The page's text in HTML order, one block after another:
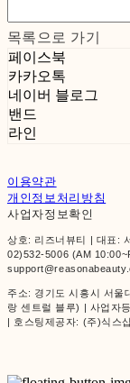
목록으로 가기
페이스북
카카오톡
네이버 블로그
밴드
라인
이용약관
개인정보처리방침
사업자정보확인
상호: 리즈너뷰티 | 대표:
02)532-5006 (AM
주소: 경기도 시흥시 서울
랑 센트럴 블루) | 사업자
| 호스팅제공자: (주)식스